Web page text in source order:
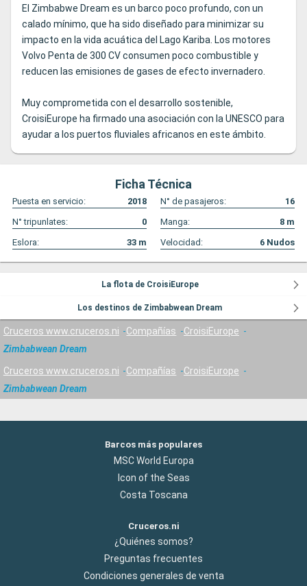
El Zimbabwe Dream es un barco poco profundo, con un
calado mínimo, que ha sido diseñado para minimizar su
impacto en la vida acuática del Lago Kariba. Los motores
Volvo Penta de 300 CV consumen poco combustible y
reducen las emisiones de gases de efecto invernadero.
Muy comprometida con el desarrollo sostenible,
CroisiEurope ha firmado una asociación con la UNESCO para
ayudar a los puertos fluviales africanos en este ámbito.
Ficha Técnica
Puesta en servicio: 2018 N° de pasajeros:
16
N° tripunlates:
0 Manga: 8 m
Eslora:
33 m Velocidad: 6 Nudos
La flota de CroisiEurope
Los destinos de Zimbabwean Dream
Cruceros www.cruceros.ni Compañías
CroisiEurope
Zimbabwean Dream
Cruceros www.cruceros.ni Compañías
CroisiEurope
Zimbabwean Dream
Barcos más populares
MSC World Europa
Icon of the Seas
Costa Toscana
Cruceros.ni
¿Quiénes somos?
Preguntas frecuentes
Condiciones generales de venta